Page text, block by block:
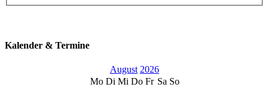
Kalender & Termine
August 2026
Mo Di Mi Do Fr Sa So